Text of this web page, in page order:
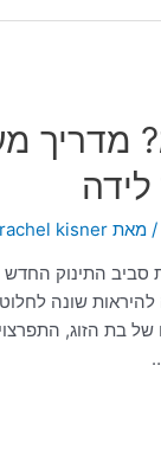
/ מאתrachel kisner
סביב התינוק
שונה
בת הזוג,